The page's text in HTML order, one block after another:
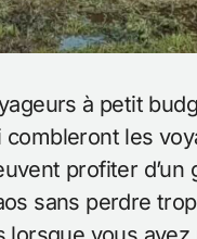
à petit
les
profiter d’un
sans perdre